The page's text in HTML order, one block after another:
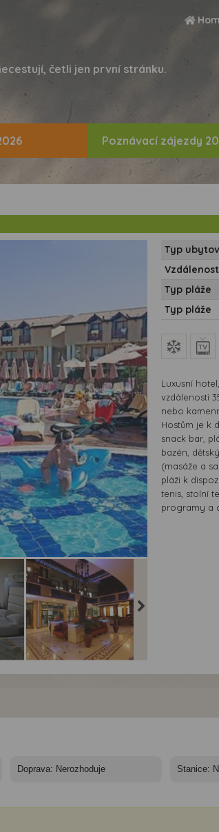
četli jen první stránku.
Poznávací zájezdy
Typ
Typ pláže
Typ pláže
Luxusní
vzdálenosti
nebo
Hostům je k
snack bar,
bazén,
(masáže a
pláži k
tenis, stolní
programy a